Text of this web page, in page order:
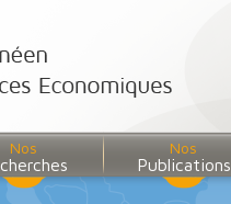
Nos Nos
Publications